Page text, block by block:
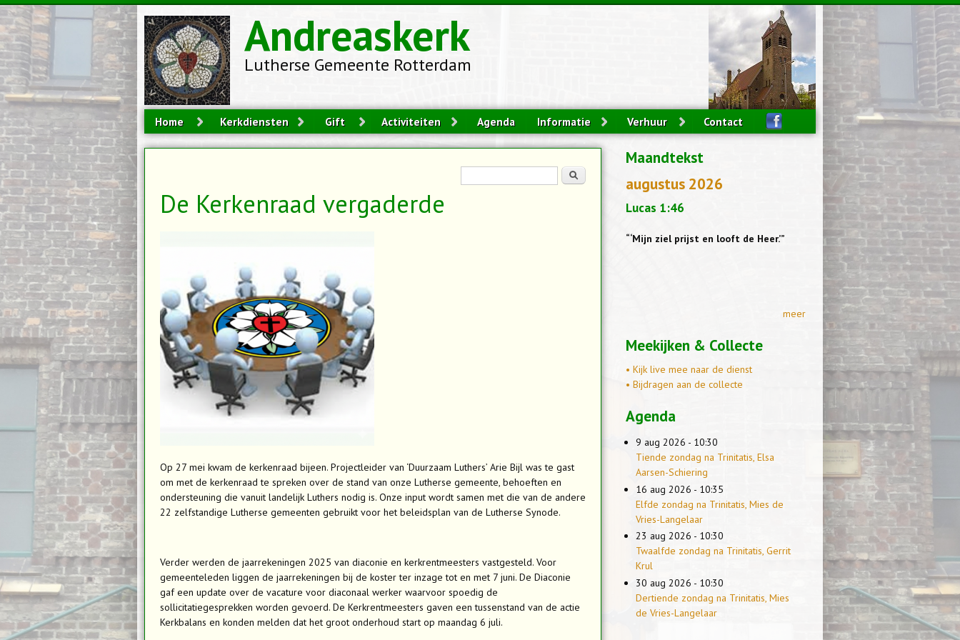
Overslaan en naar de inhoud gaan Andreaskerk
Lutherse Gemeente Rotterdam
Home Kerkdiensten Gift Activiteiten Agenda Informatie Verhuur Contact
Zoeken
De Kerkenraad vergaderde
Op 27 mei kwam de kerkenraad bijeen. Projectleider van ‘Duurzaam Luthers’ Arie Bijl was te gast
om met de kerkenraad te spreken over de stand van onze Lutherse gemeente, behoeften en
ondersteuning die vanuit landelijk Luthers nodig is. Onze input wordt samen met die van de andere
22 zelfstandige Lutherse gemeenten gebruikt voor het beleidsplan van de Lutherse Synode.
Verder werden de jaarrekeningen 2025 van diaconie en kerkrentmeesters vastgesteld. Voor
gemeenteleden liggen de jaarrekeningen bij de koster ter inzage tot en met 7 juni. De Diaconie
gaf een update over de vacature voor diaconaal werker waarvoor spoedig de
sollicitatiegesprekken worden gevoerd. De Kerkrentmeesters gaven een tussenstand van de actie
Kerkbalans en konden melden dat het groot onderhoud start op maandag 6 juli.
Maandtekst
augustus 2026
Lucas 1:46
“‘Mijn ziel prijst en looft de Heer.’”
meer
Meekijken & Collecte
• Kijk live mee naar de dienst
• Bijdragen aan de collecte
Agenda
9 aug 2026 - 10:30
Tiende zondag na Trinitatis, Elsa
Aarsen-Schiering
16 aug 2026 - 10:35
Elfde zondag na Trinitatis, Mies de
Vries-Langelaar
23 aug 2026 - 10:30
Twaalfde zondag na Trinitatis, Gerrit
Krul
30 aug 2026 - 10:30
Dertiende zondag na Trinitatis, Mies
de Vries-Langelaar